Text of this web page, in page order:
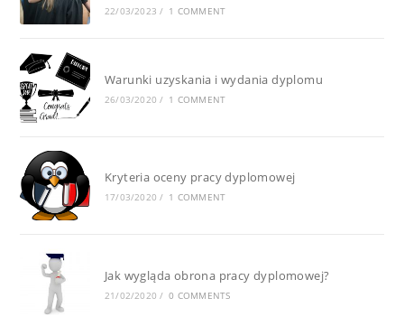
22/03/2023 / 1 COMMENT
Warunki uzyskania i wydania dyplomu
26/03/2020 / 1 COMMENT
Kryteria oceny pracy dyplomowej
17/03/2020 / 1 COMMENT
Jak wygląda obrona pracy dyplomowej?
21/02/2020 / 0 COMMENTS